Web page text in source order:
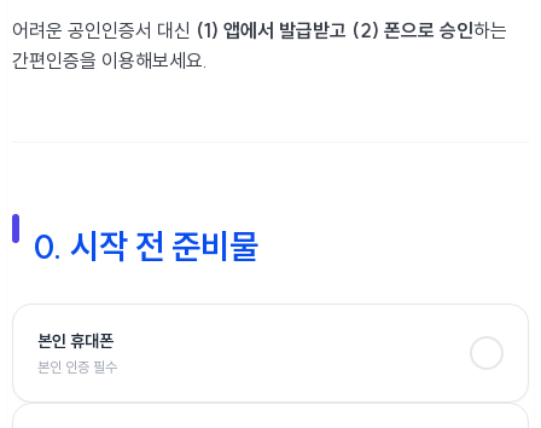
어려운 공인인증서 대신 (1) 앱에서 발급받고 (2) 폰으로 승인하는
간편인증을 이용해보세요.
0. 시작 전 준비물
본인 휴대폰
본인 인증 필수